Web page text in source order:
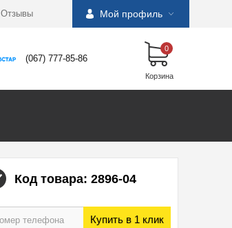
Отзывы Мой профиль
(067) 777-85-86
0
Корзина
Код товара: 2896-04
Купить в 1 клик